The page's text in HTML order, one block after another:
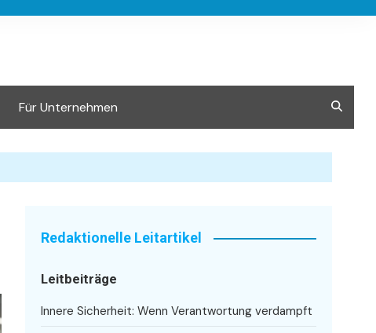
Für Unternehmen
Redaktionelle Leitartikel
Leitbeiträge
Innere Sicherheit: Wenn Verantwortung verdampft